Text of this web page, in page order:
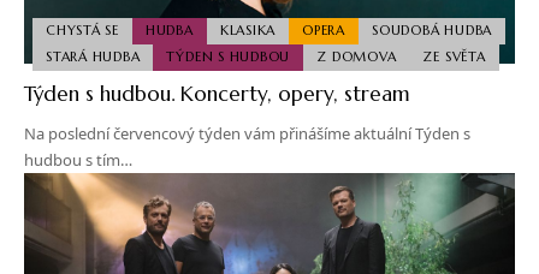
CHYSTÁ SE HUDBA KLASIKA OPERA
SOUDOBÁ HUDBA
STARÁ HUDBA
TÝDEN S HUDBOU Z DOMOVA ZE SVĚTA
Týden s hudbou. Koncerty, opery, stream
Na poslední červencový týden vám přinášíme aktuální Týden s
hudbou s tím…